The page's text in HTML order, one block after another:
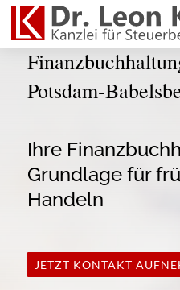
Ihre
Grundlage für
Handeln
JETZT KONTAKT